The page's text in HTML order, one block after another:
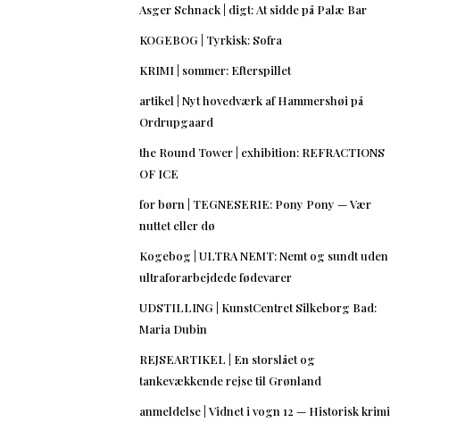
Asger Schnack | digt: At sidde på Palæ Bar
KOGEBOG | Tyrkisk: Sofra
KRIMI | sommer: Efterspillet
artikel | Nyt hovedværk af Hammershøi på
Ordrupgaard
the Round Tower | exhibition: REFRACTIONS
OF ICE
for børn | TEGNESERIE: Pony Pony — Vær
nuttet eller dø
Kogebog | ULTRA NEMT: Nemt og sundt uden
ultraforarbejdede fødevarer
UDSTILLING | KunstCentret Silkeborg Bad:
Maria Dubin
REJSEARTIKEL | En storslået og
tankevækkende rejse til Grønland
anmeldelse | Vidnet i vogn 12 — Historisk krimi